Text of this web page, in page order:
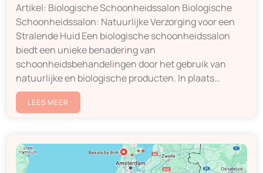
Artikel: Biologische Schoonheidssalon Biologische
Schoonheidssalon: Natuurlijke Verzorging voor een
Stralende Huid Een biologische schoonheidssalon
biedt een unieke benadering van
schoonheidsbehandelingen door het gebruik van
natuurlijke en biologische producten. In plaats…
LEES MEER